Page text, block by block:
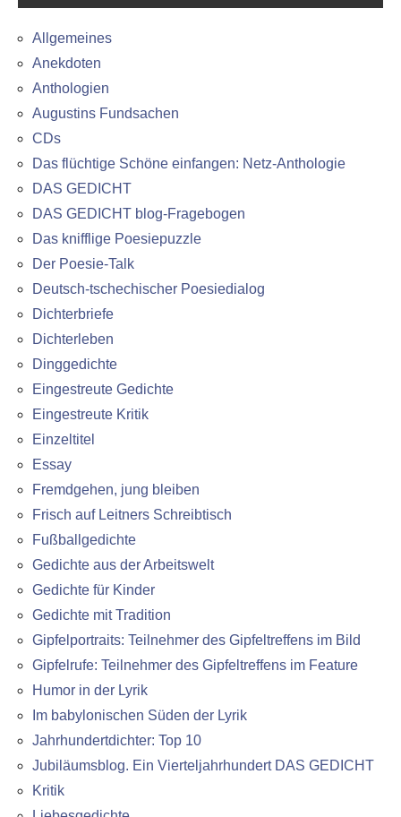
Allgemeines
Anekdoten
Anthologien
Augustins Fundsachen
CDs
Das flüchtige Schöne einfangen: Netz-Anthologie
DAS GEDICHT
DAS GEDICHT blog-Fragebogen
Das knifflige Poesiepuzzle
Der Poesie-Talk
Deutsch-tschechischer Poesiedialog
Dichterbriefe
Dichterleben
Dinggedichte
Eingestreute Gedichte
Eingestreute Kritik
Einzeltitel
Essay
Fremdgehen, jung bleiben
Frisch auf Leitners Schreibtisch
Fußballgedichte
Gedichte aus der Arbeitswelt
Gedichte für Kinder
Gedichte mit Tradition
Gipfelportraits: Teilnehmer des Gipfeltreffens im Bild
Gipfelrufe: Teilnehmer des Gipfeltreffens im Feature
Humor in der Lyrik
Im babylonischen Süden der Lyrik
Jahrhundertdichter: Top 10
Jubiläumsblog. Ein Vierteljahrhundert DAS GEDICHT
Kritik